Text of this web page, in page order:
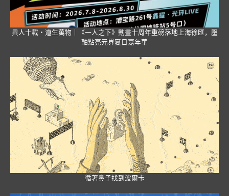
異人十載・道生萬物｜《一人之下》動畫十周年重磅落地上海徐匯，壓
軸點亮元界夏日嘉年華
循著鼻子找到波爾卡